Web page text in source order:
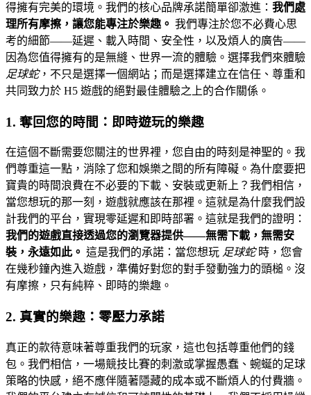
得擁有完美的環境。我們的核心品牌承諾簡單卻激進： 我們處
理所有摩擦，讓您能專注於樂趣。 我們專注於您不必費心思
考的細節——延遲、載入時間、安全性，以及煩人的廣告——
因為您值得擁有的是無縫、世界一流的體驗。選擇我們來體驗
足球蛇，不只是選擇一個網站；而是選擇建立在信任、尊重和
共同致力於 H5 遊戲的絕對最佳體驗之上的合作關係。
1. 奪回您的時間：即時遊玩的樂趣
在這個不斷需要您關注的世界裡，您自由的時刻是神聖的。我
們尊重這一點，消除了您和娛樂之間的所有障礙。為什麼要把
寶貴的時間浪費在不必要的下載、安裝或更新上？我們相信，
當您想玩的那一刻，遊戲就應該在那裡。這就是為什麼我們設
計我們的平台，實現零延遲和即時部署。這就是我們的證明：
我們的遊戲直接透過您的瀏覽器提供——無需下載，無需安
裝，永遠如此。 這是我們的承諾：當您想玩 足球蛇時，您會
在幾秒鐘內進入遊戲，準備好對您的對手發動強力的頭槌。沒
有摩擦，只有純粹、即時的樂趣。
2. 真實的樂趣：零壓力承諾
真正的款待意味著尊重我們的玩家，這也包括尊重他們的錢
包。我們相信，一場競技比賽的刺激或掌握愚蠢、蜿蜒的足球
策略的快感，絕不應伴隨著隱藏的成本或不斷煩人的付費牆。